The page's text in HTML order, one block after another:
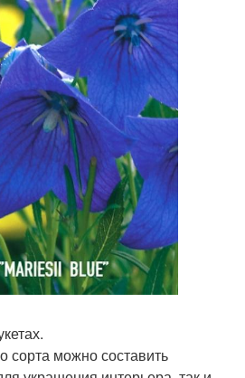
сорта можно составить